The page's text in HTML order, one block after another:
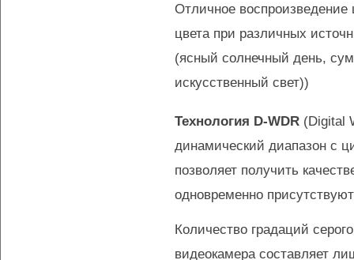
Отличное воспроизведение
цвета при различных
(ясный солнечный день,
искусственный свет))
Технология D-WDR (Digital
динамический диапазон с
позволяет получить
одновременно
Количество градаций
видеокамера составляет